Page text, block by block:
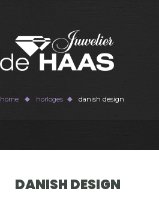
home horloges danish design
DANISH DESIGN